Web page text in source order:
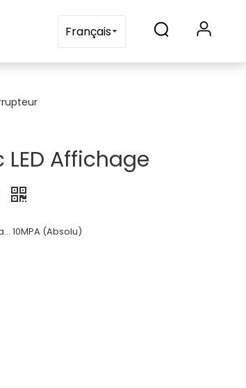
Contactez-nousFrançais
LED Affichage
10MPA (Absolu)